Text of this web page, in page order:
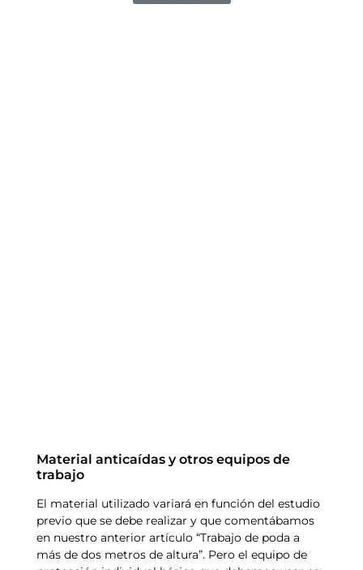
Material anticaídas y otros equipos de
trabajo
El material utilizado variará en función del estudio
previo que se debe realizar y que comentábamos
en nuestro anterior artículo “Trabajo de poda a
más de dos metros de altura”. Pero el equipo de